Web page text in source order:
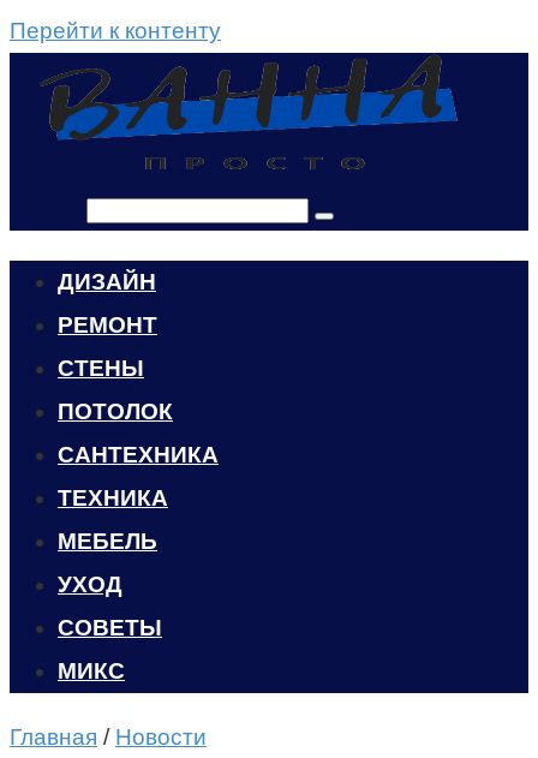
Перейти к контенту
ДИЗАЙН
РЕМОНТ
СТЕНЫ
ПОТОЛОК
САНТЕХНИКА
ТЕХНИКА
МЕБЕЛЬ
УХОД
CОВЕТЫ
МИКС
Главная / Новости